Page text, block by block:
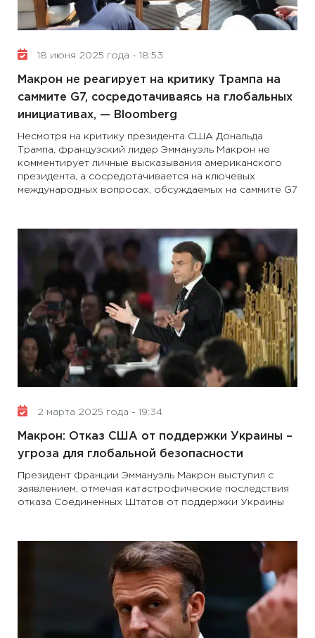
18 июня 2025 года - 18:53
Макрон не реагирует на критику Трампа на
саммите G7, сосредотачиваясь на глобальных
инициативах, — Bloomberg
Несмотря на критику президента США Дональда
Трампа, французский лидер Эммануэль Макрон не
комментирует личные высказывания американского
президента, а сосредотачивается на ключевых
международных вопросах, обсуждаемых на саммите G7
2 марта 2025 года - 19:34
Макрон: Отказ США от поддержки Украины –
угроза для глобальной безопасности
Президент Франции Эммануэль Макрон выступил с
заявлением, отмечая катастрофические последствия
отказа Соединенных Штатов от поддержки Украины